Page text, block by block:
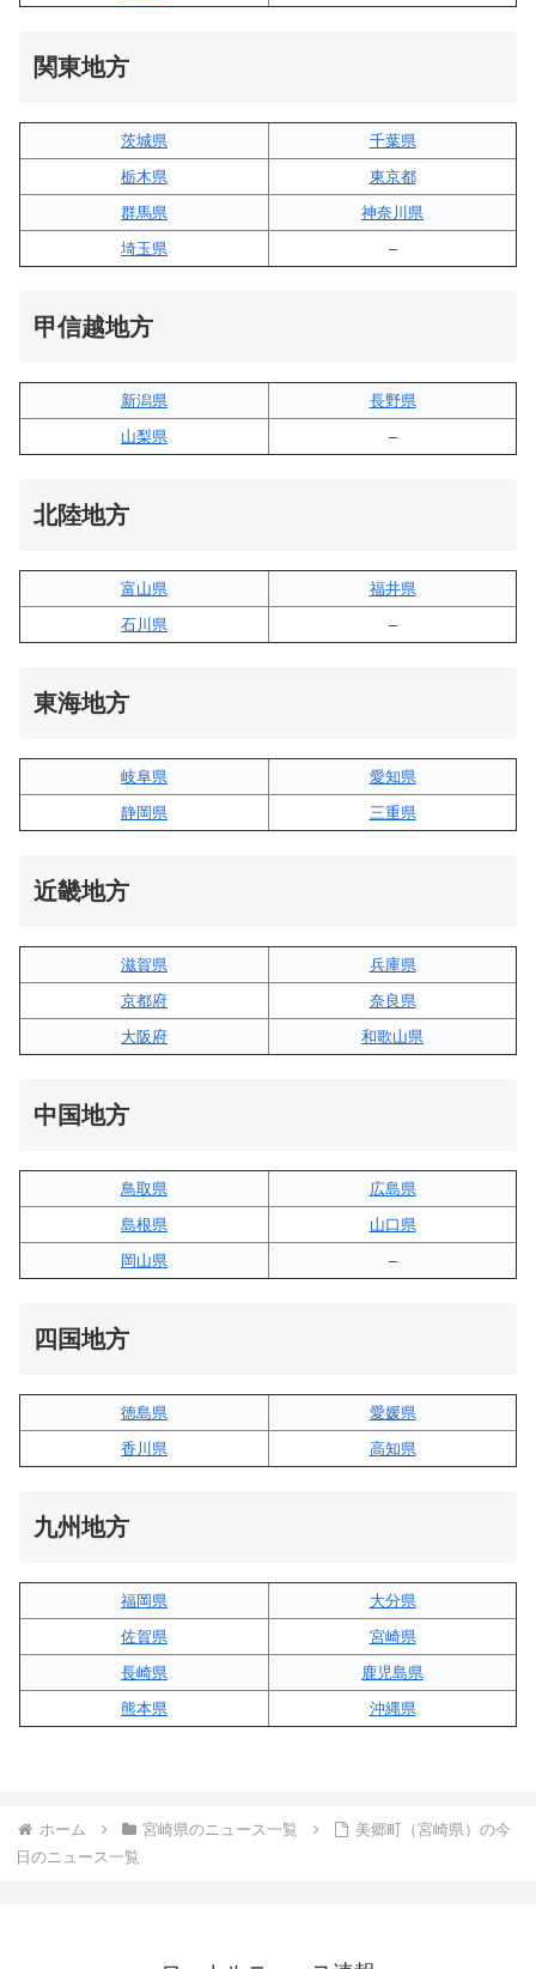
関東地方
茨城県
千葉県
栃木県
東京都
群馬県
神奈川県
埼玉県
–
甲信越地方
新潟県
長野県
山梨県
–
北陸地方
富山県
福井県
石川県
–
東海地方
岐阜県
愛知県
静岡県
三重県
近畿地方
滋賀県
兵庫県
京都府
奈良県
大阪府
和歌山県
中国地方
鳥取県
広島県
島根県
山口県
岡山県
–
四国地方
徳島県
愛媛県
香川県
高知県
九州地方
福岡県
大分県
佐賀県
宮崎県
長崎県
鹿児島県
熊本県
沖縄県
ホーム 宮崎県のニュース一覧
美郷町（宮崎県）の今
日のニュース一覧